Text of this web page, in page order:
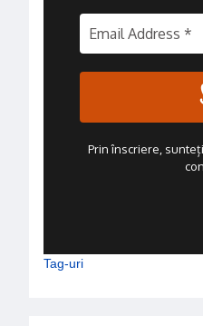
Prin înscriere,
Tag-uri